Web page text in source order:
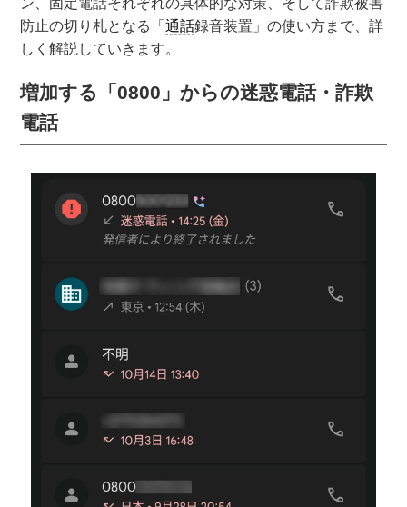
ン、固定電話それぞれの具体的な対策、そして詐欺被害
防止の切り札となる「通話録音装置」の使い方まで、詳
しく解説していきます。
増加する「0800」からの迷惑電話・詐欺
電話